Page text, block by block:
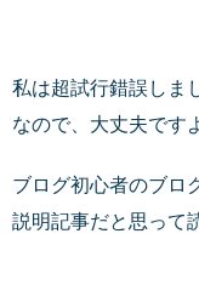
私は超試行錯誤しま
なので、大丈夫です
ブログ初心者のブロ
説明記事だと思って